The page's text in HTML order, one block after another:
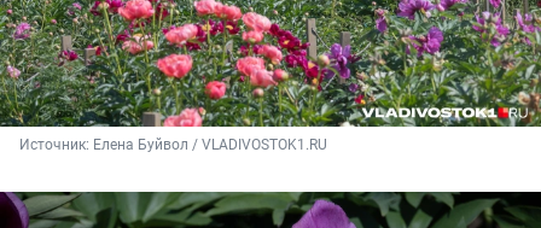
Источник: Елена Буйвол / VLADIVOSTOK1.RU